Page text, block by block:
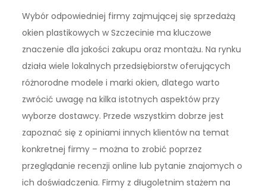
Wybór odpowiedniej firmy zajmującej się sprzedażą
okien plastikowych w Szczecinie ma kluczowe
znaczenie dla jakości zakupu oraz montażu. Na rynku
działa wiele lokalnych przedsiębiorstw oferujących
różnorodne modele i marki okien, dlatego warto
zwrócić uwagę na kilka istotnych aspektów przy
wyborze dostawcy. Przede wszystkim dobrze jest
zapoznać się z opiniami innych klientów na temat
konkretnej firmy – można to zrobić poprzez
przeglądanie recenzji online lub pytanie znajomych o
ich doświadczenia. Firmy z długoletnim stażem na